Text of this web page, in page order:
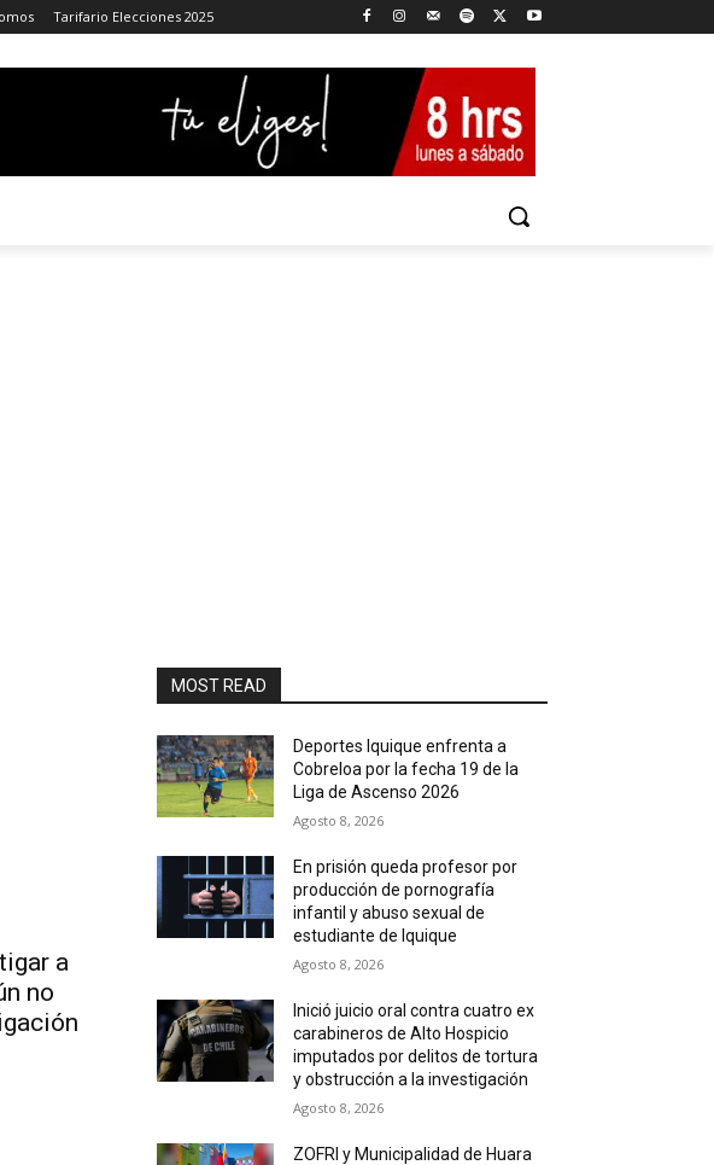
Tarifario Elecciones 2025
a
no
MOST READ
Deportes Iquique enfrenta a
Cobreloa por la fecha 19 de la
Liga de Ascenso 2026
Agosto 8, 2026
En prisión queda profesor por
producción de pornografía
infantil y abuso sexual de
estudiante de Iquique
Agosto 8, 2026
Inició juicio oral contra cuatro ex
carabineros de Alto Hospicio
imputados por delitos de tortura
y obstrucción a la investigación
Agosto 8, 2026
ZOFRI y Municipalidad de Huara